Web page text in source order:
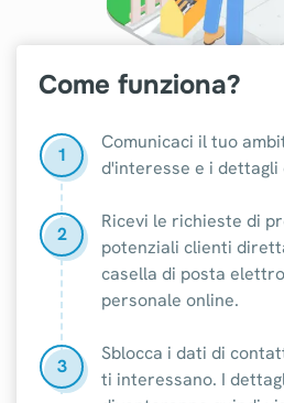
Come funziona?
1
Comunicaci il tuo
d'interesse e i dettagli
2
Ricevi le richieste di
potenziali clienti
casella di posta
personale online.
3
Sblocca i dati di
ti interessano. I